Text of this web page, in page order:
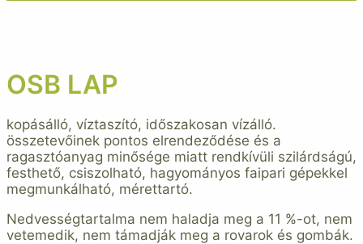
OSB LAP
kopásálló, víztaszító, időszakosan vízálló.
összetevőinek pontos elrendeződése és a
ragasztóanyag minősége miatt rendkívüli szilárdságú,
festhető, csiszolható, hagyományos faipari gépekkel
megmunkálható, mérettartó.
Nedvességtartalma nem haladja meg a 11 %-ot, nem
vetemedik, nem támadják meg a rovarok és gombák.